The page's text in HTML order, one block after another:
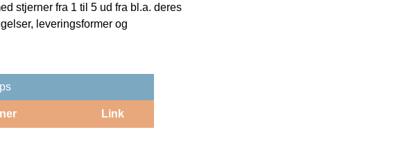
stjerner fra 1 til 5 ud fra bl.a. deres
leveringsformer og
Link